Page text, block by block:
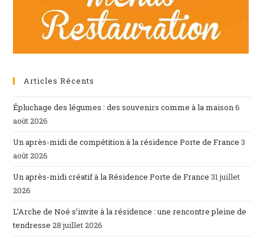
Articles Récents
Épluchage des légumes : des souvenirs comme à la maison6
août 2026
Un après-midi de compétition à la résidence Porte de France 3
août 2026
Un après-midi créatif à la Résidence Porte de France 31 juillet
2026
L’Arche de Noé s’invite à la résidence : une rencontre pleine de
tendresse 28 juillet 2026